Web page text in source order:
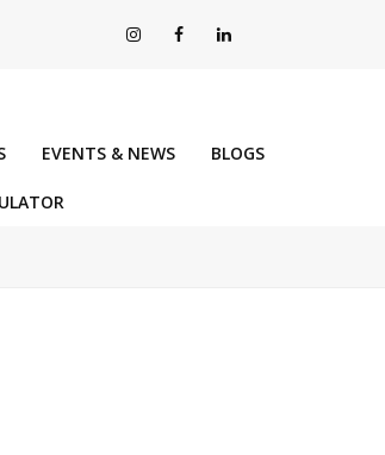
EVENTS & NEWS BLOGS